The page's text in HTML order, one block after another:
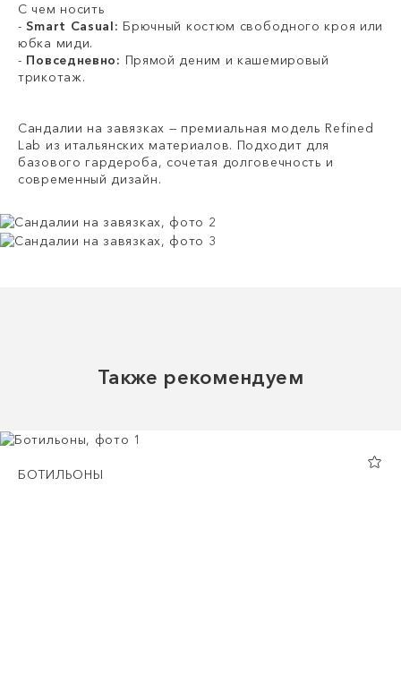
С чем носить
-Smart Casual: Брючный костюм свободного кроя или
юбка миди.
- Повседневно: Прямой деним и кашемировый
трикотаж.
Сандалии на завязках — премиальная модель Refined
Lab из итальянских материалов. Подходит для
базового гардероба, сочетая долговечность и
современный дизайн.
Также рекомендуем
БОТИЛЬОНЫ